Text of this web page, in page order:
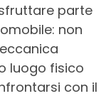
parte
non
luogo fisico
con il